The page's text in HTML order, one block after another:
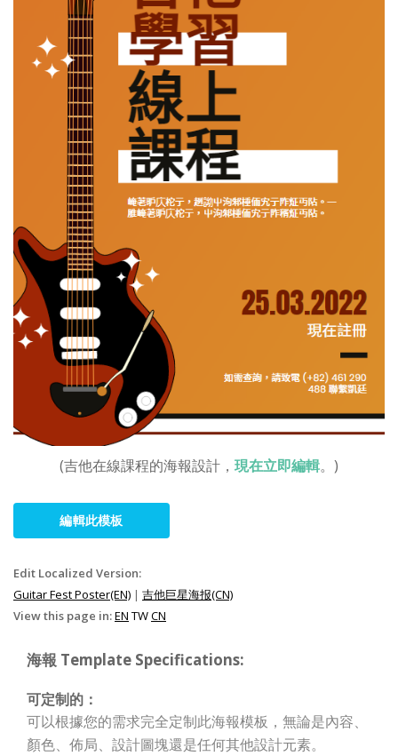
(吉他在線課程的海報設計， 現在立即編輯。)
編輯此模板
Edit Localized Version:
Guitar Fest Poster(EN) | 吉他巨星海报(CN)
View this page in:EN TWCN
海報 Template Specifications:
可定制的：
可以根據您的需求完全定制此海報模板，無論是內容、
顏色、佈局、設計圖塊還是任何其他設計元素。